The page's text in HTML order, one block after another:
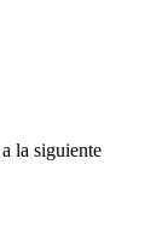
la siguiente